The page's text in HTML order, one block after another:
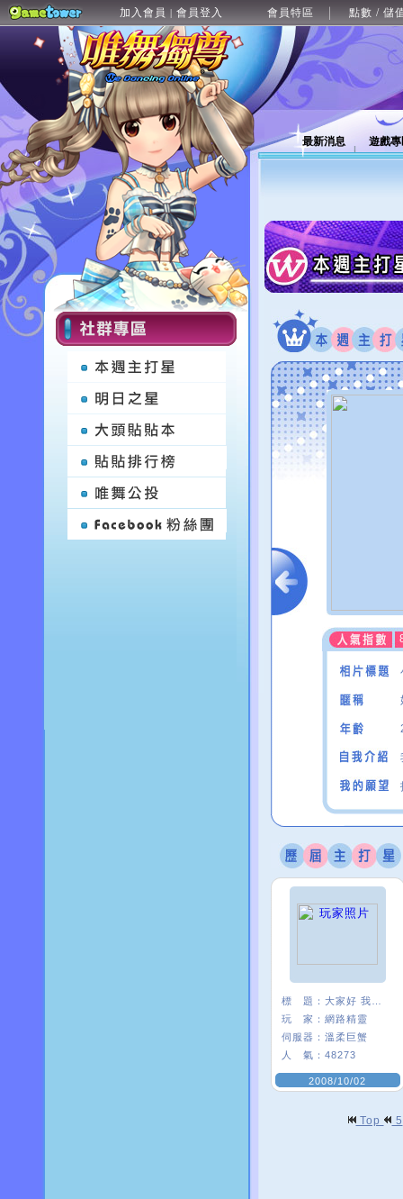
加入會員 | 會員登入 會員特區 點數 / 儲
最新消息 遊戲
標 題：
玩 家： 網路精靈
伺服器： 溫柔巨蟹
人 氣： 48273
2008/10/02
Top 5